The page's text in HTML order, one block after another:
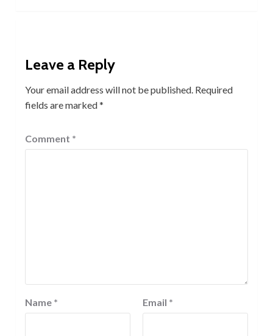
Leave a Reply
Your email address will not be published. Required
fields are marked*
Comment *
Name * Email *